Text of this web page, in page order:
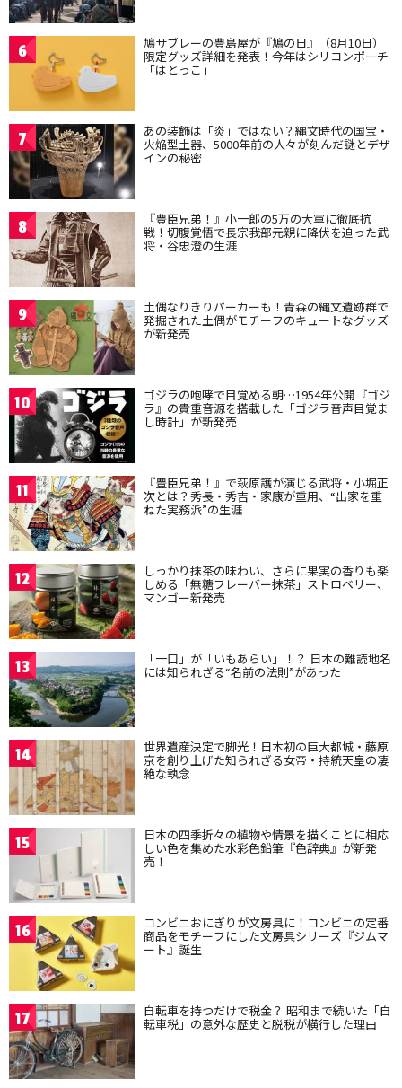
6 鳩サブレーの豊島屋が『鳩の日』（8月10日）
限定グッズ詳細を発表！今年はシリコンポーチ
「はとっこ」
7 あの装飾は「炎」ではない？縄文時代の国宝・
火焔型土器、5000年前の人々が刻んだ謎とデザ
インの秘密
8 『豊臣兄弟！』小一郎の5万の大軍に徹底抗
戦！切腹覚悟で長宗我部元親に降伏を迫った武
将・谷忠澄の生涯
9 土偶なりきりパーカーも！青森の縄文遺跡群で
発掘された土偶がモチーフのキュートなグッズ
が新発売
10 ゴジラの咆哮で目覚める朝…1954年公開『ゴジ
ラ』の貴重音源を搭載した「ゴジラ音声目覚ま
し時計」が新発売
11 『豊臣兄弟！』で萩原護が演じる武将・小堀正
次とは？秀長・秀吉・家康が重用、“出家を重
ねた実務派”の生涯
12 しっかり抹茶の味わい、さらに果実の香りも楽
しめる「無糖フレーバー抹茶」ストロベリー、
マンゴー新発売
13 「一口」が「いもあらい」！？ 日本の難読地名
には知られざる“名前の法則”があった
14 世界遺産決定で脚光！日本初の巨大都城・藤原
京を創り上げた知られざる女帝・持統天皇の凄
絶な執念
15 日本の四季折々の植物や情景を描くことに相応
しい色を集めた水彩色鉛筆『色辞典』が新発
売！
16 コンビニおにぎりが文房具に！コンビニの定番
商品をモチーフにした文房具シリーズ『ジムマ
ート』誕生
17 自転車を持つだけで税金？ 昭和まで続いた「自
転車税」の意外な歴史と脱税が横行した理由